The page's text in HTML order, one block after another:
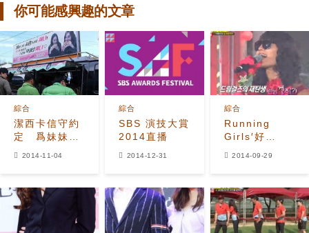
你可能感興趣的文章
潔西卡信守約
定 爲妹妹
綜合
2014-11-04
SBS 演技大賞
2014直播
綜合
2014-12-31
Running
Girls′好
綜合
2014-09-29